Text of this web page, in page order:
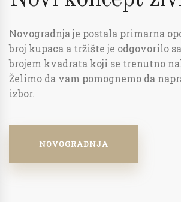
Novogradnja je postala primarna
broj kupaca a tržište je odgovorilo
brojem kvadrata koji se trenutno
Želimo da vam pomognemo da
izbor.
NOVOGRADNJA